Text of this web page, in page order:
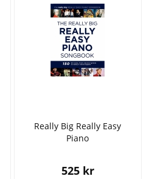
Really Big Really Easy
Piano
525 kr